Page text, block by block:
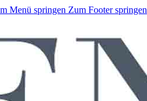
Menü springen Zum Footer springen